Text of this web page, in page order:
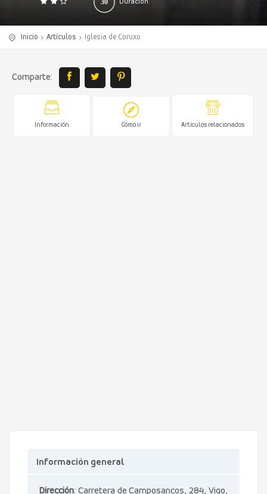
Duración
30
0 140
Inicio Artículos Iglesia de Coruxo
Comparte:
Información Cómo ir Artículos relacionados
Información general
Dirección: Carretera de Camposancos, 284, Vigo,